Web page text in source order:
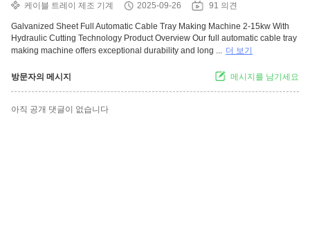
케이블 트레이 제조 기계
2025-09-26 91 의견
Galvanized Sheet Full Automatic Cable Tray Making Machine 2-15kw With
Hydraulic Cutting Technology Product Overview Our full automatic cable tray
making machine offers exceptional durability and long ... 더 보기
방문자의 메시지 메시지를 남기세요
아직 공개 댓글이 없습니다